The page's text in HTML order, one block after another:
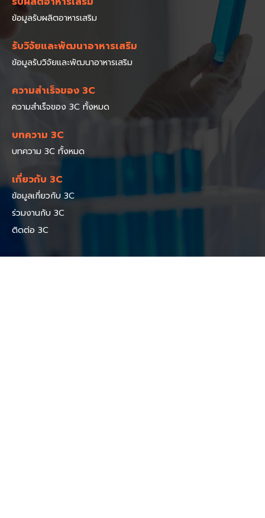
ข้อมูลรับผลิตอาหารเสริม
รับวิจัยและพัฒนาอาหารเสริม
ข้อมูลรับวิจัยและพัฒนาอาหารเสริม
ความสำเร็จของ 3C
ความสำเร็จของ 3C ทั้งหมด
บทความ 3C
บทความ 3C ทั้งหมด
เกี่ยวกับ 3C
ข้อมูลเกี่ยวกับ 3C
ร่วมงานกับ 3C
ติดต่อ 3C